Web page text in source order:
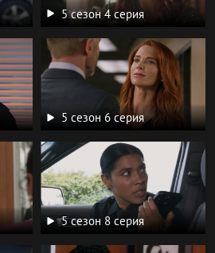
5 сезон 4 серия
5 сезон 6 серия
5 сезон 8 серия